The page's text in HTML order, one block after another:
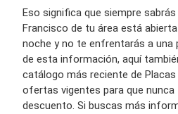
Eso significa que siempre sabrás
Francisco de tu área está
noche y no te enfrentarás a una
de esta información, aquí
catálogo más reciente de
ofertas vigentes para que nunca
descuento. Si buscas más